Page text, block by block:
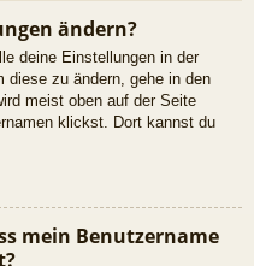
ändern?
deine Einstellungen in der
diese zu ändern, gehe in den
meist oben auf der Seite
klickst. Dort kannst du
mein Benutzername